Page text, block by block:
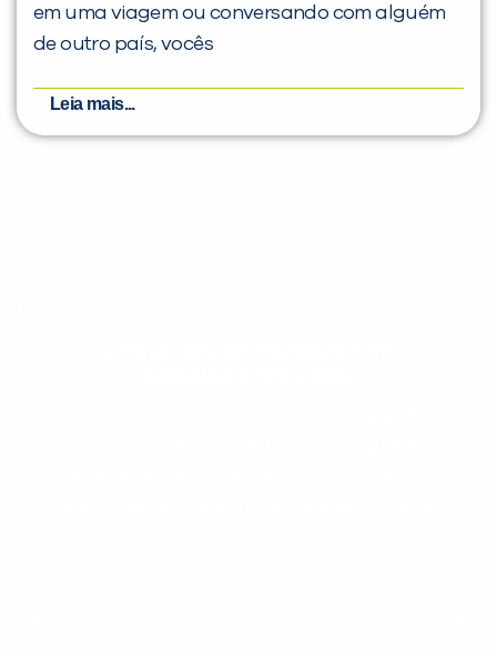
em uma viagem ou conversando com alguém
de outro país, vocês
Leia mais...